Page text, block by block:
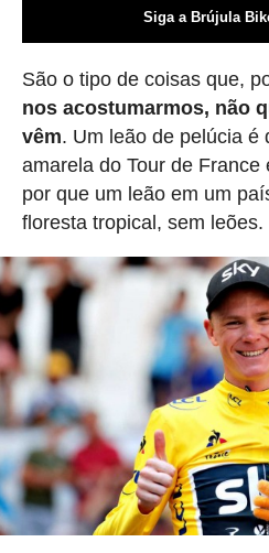
Siga a Brújula
São o tipo de coisas que,
nos acostumarmos, não
vêm. Um leão de pelúcia é
amarela do Tour de
por que um leão em um
floresta tropical, sem leões.